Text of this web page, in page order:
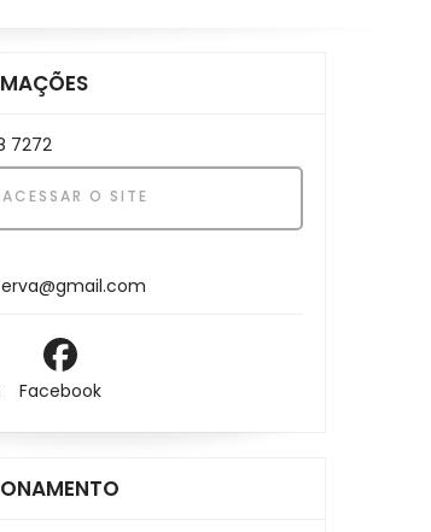
7272
ACESSAR O SITE
Facebook